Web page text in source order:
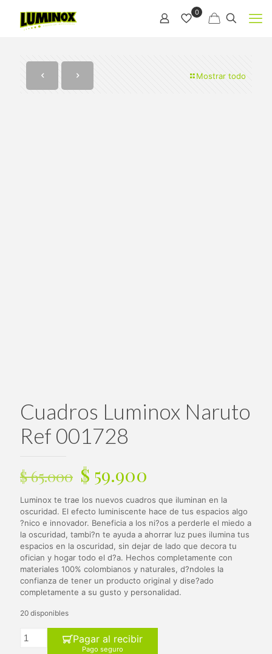
0
Mostrar todo
Cuadros Luminox Naruto
Ref 001728
$65.000 El
precio
original
era:
$ 65.000.
$ 59.900
precio
actual
es:
$ 59.900.
Luminox te trae los nuevos cuadros que iluminan en la
oscuridad. El efecto luminiscente hace de tus espacios algo
?nico e innovador. Beneficia a los ni?os a perderle el miedo a
la oscuridad, tambi?n te ayuda a ahorrar luz pues ilumina tus
espacios en la oscuridad, sin dejar de lado que decora tu
ofician y hogar todo el d?a. Hechos completamente con
materiales 100% colombianos y naturales, d?ndoles la
confianza de tener un producto original y dise?ado
completamente a su gusto y personalidad.
20 disponibles
Pagar al recibir
Pago seguro